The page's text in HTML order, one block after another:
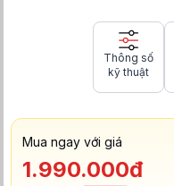
Thông số
kỹ thuật
Mua ngay với giá
1.990.000đ